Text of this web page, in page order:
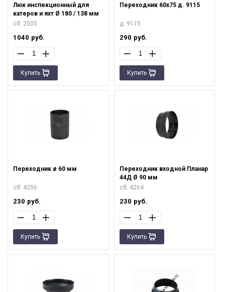
Люк инспекционный для
катеров и яхт Ø 180 / 138 мм
сб. 2505
1040 руб.
Купить
Переходник 60х75 д. 9115
д. 9115
290 руб.
Купить
Переходник ø 60 мм
сб. 4256
230 руб.
Купить
Переходник входной Планар
44Д Ø 90 мм
сб. 4264
230 руб.
Купить